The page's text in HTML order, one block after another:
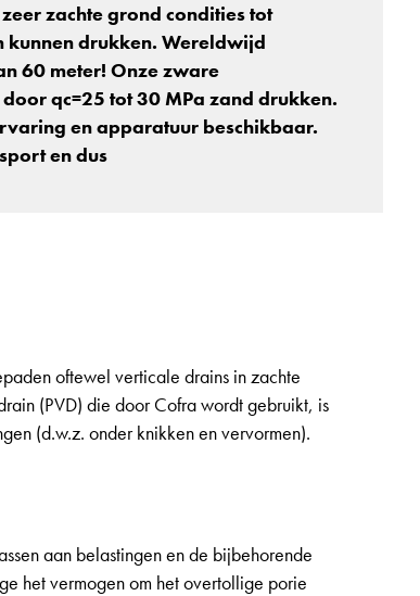
zachte grond condities tot
kunnen drukken. Wereldwijd
60 meter! Onze zware
qc=25 tot 30 MPa zand drukken.
en apparatuur beschikbaar.
en dus
oftewel verticale drains in zachte
(PVD) die door Cofra wordt gebruikt, is
(d.w.z. onder knikken en vervormen).
aan belastingen en de bijbehorende
het vermogen om het overtollige porie